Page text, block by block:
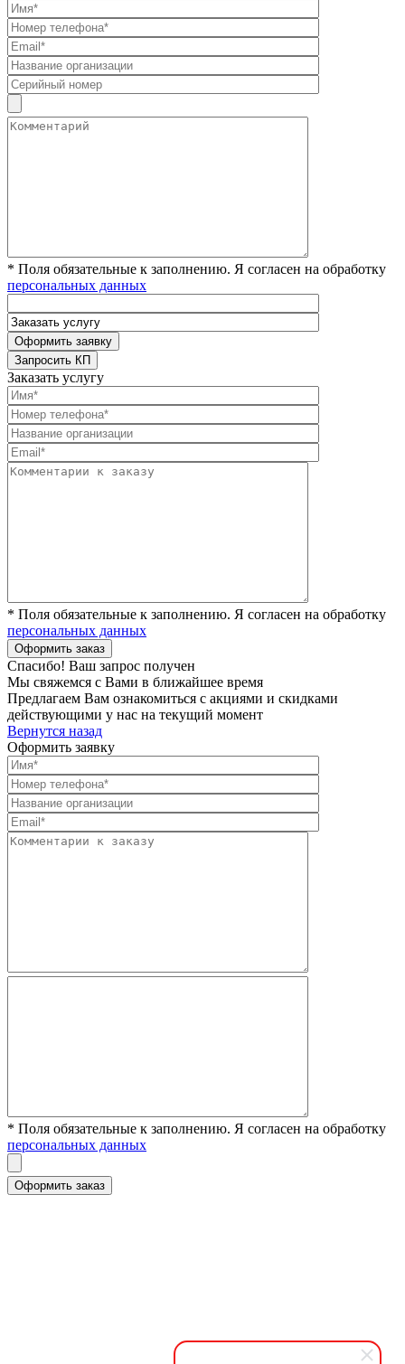
* Поля обязательные к заполнению. Я согласен на обработку
персональных данных
Заказать услугу
* Поля обязательные к заполнению. Я согласен на обработку
персональных данных
Спасибо! Ваш запрос получен
Мы свяжемся с Вами в ближайшее время
Предлагаем Вам ознакомиться с акциями и скидками
действующими у нас на текущий момент
Вернутся назад
Оформить заявку
* Поля обязательные к заполнению. Я согласен на обработку
персональных данных